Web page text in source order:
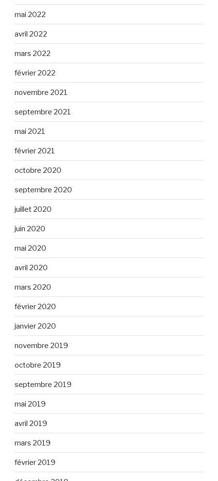
mai 2022
avril 2022
mars 2022
février 2022
novembre 2021
septembre 2021
mai 2021
février 2021
octobre 2020
septembre 2020
juillet 2020
juin 2020
mai 2020
avril 2020
mars 2020
février 2020
janvier 2020
novembre 2019
octobre 2019
septembre 2019
mai 2019
avril 2019
mars 2019
février 2019